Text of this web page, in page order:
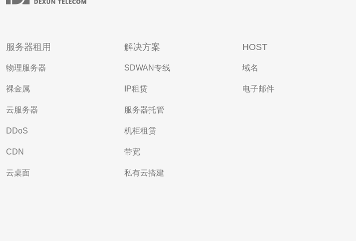
服务器租用
物理服务器
裸金属
云服务器
DDoS
CDN
云桌面
解决方案
SDWAN专线
IP租赁
服务器托管
机柜租赁
带宽
私有云搭建
HOST
域名
电子邮件